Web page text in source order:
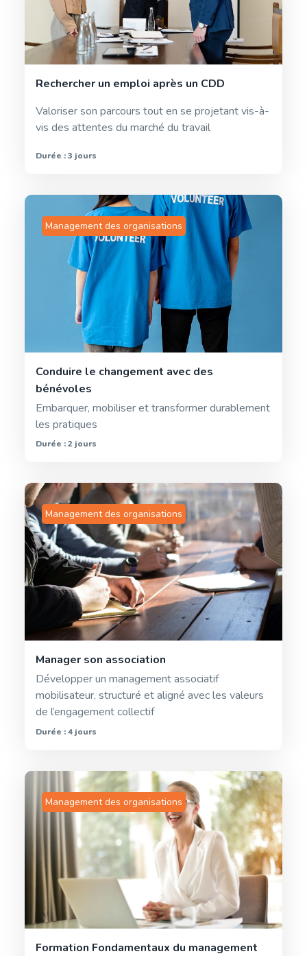
Rechercher un emploi après un CDD
Valoriser son parcours tout en se projetant vis-à-
vis des attentes du marché du travail
Durée : 3 jours
Management des organisations
Conduire le changement avec des
bénévoles
Embarquer, mobiliser et transformer durablement
les pratiques
Durée : 2 jours
Management des organisations
Manager son association
Développer un management associatif
mobilisateur, structuré et aligné avec les valeurs
de l’engagement collectif
Durée : 4 jours
Management des organisations
Formation Fondamentaux du management